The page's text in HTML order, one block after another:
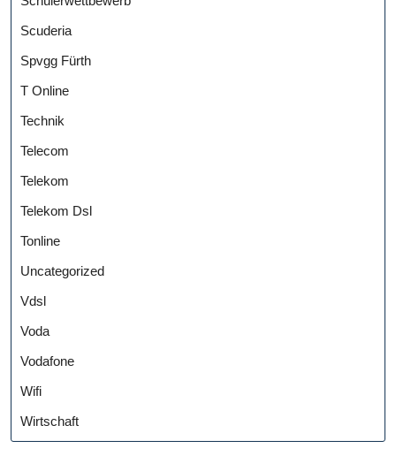
Scuderia
Spvgg Fürth
T Online
Technik
Telecom
Telekom
Telekom Dsl
Tonline
Uncategorized
Vdsl
Voda
Vodafone
Wifi
Wirtschaft